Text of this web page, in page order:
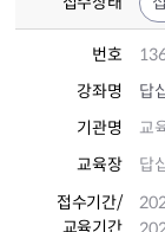
번호
강좌명
답
기관명
교
교육장
답
접수기간/
교육기간